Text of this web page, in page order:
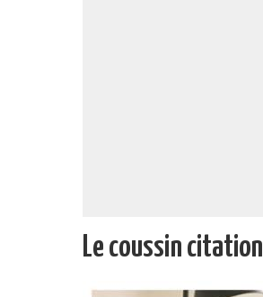
Le coussin citation